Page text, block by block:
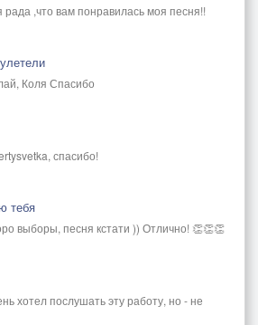
рада ,что вам понравилась моя песня!!
Коля Спасибо
спасибо!
тебя
выборы, песня кстати )) Отлично! 👏👏👏
хотел послушать эту работу, но - не